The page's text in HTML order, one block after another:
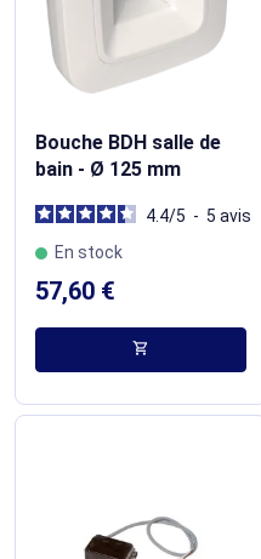
Bouche BDH salle de
bain - Ø 125 mm
4.4/5 - 5 avis
En stock
57,60 €
shopping_cart